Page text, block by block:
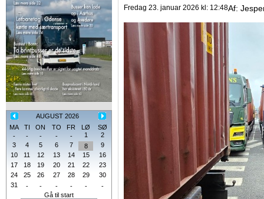
AUGUST 2026
MA
TI ON TO FR LØ
SØ
-
- - - - 1
2
3
4 5 6 7 8
9
10
11 12 13 14 15
16
17
18 19 20 21 22
23
24
25 26 27 28 29
30
31
- - - - -
-
Gå til start
Fredag 23. januar 2026 kl: 12:48Af: